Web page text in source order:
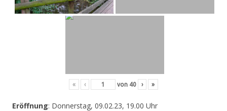
« ‹ von 40 › »
Eröffnung: Donnerstag, 09.02.23, 19.00 Uhr